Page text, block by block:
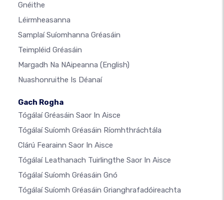
Gnéithe
Léirmheasanna
Samplaí Suíomhanna Gréasáin
Teimpléid Gréasáin
Margadh Na NAipeanna (English)
Nuashonruithe Is Déanaí
Gach Rogha
Tógálaí Gréasáin Saor In Aisce
Tógálaí Suíomh Gréasáin Ríomhthráchtála
Clárú Fearainn Saor In Aisce
Tógálaí Leathanach Tuirlingthe Saor In Aisce
Tógálaí Suíomh Gréasáin Gnó
Tógálaí Suíomh Gréasáin Grianghrafadóireachta